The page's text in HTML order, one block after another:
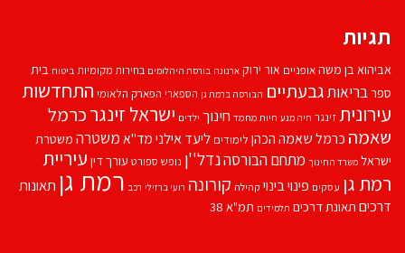
תגיות
אביהוא בן משהאופניים אור ירוק ארנונה בורסת היהלומים בחירות מקומיות ביטוח בית
ספרבריאותגבעתיים הבורסה ברמת גן הספארי הפארק הלאומי התחדשות
עירוניתזינגר חיה מנע חיות מחמד חינוך ילדים ישראל זינגרכרמל
שאמה כרמל שאמה הכהן לימודים ליעד אילנימד''אמשטרה משטרת
ישראל משרד החינוך מתחם הבורסהנדל''ן נופש ספורט עורך דין עיריית
רמת גן עסקים פינוי בינוי קהילה קורונה רועי ברזילי רכב רמת גן תאונות
דרכים תאונת דרכים תלמידים תמ"א 38